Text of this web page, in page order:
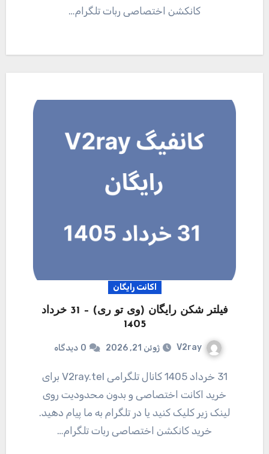
کانکشن اختصاصی ربات تلگرام…
اکانت رایگان
فیلتر شکن رایگان (وی تو ری) – 31 خرداد
1405
V2ray ژوئن 21, 2026 0 دیدگاه
31 خرداد 1405 کانال تلگرامی V2ray.tel برای
خرید اکانت اختصاصی و بدون محدودیت روی
لینک زیر کلیک کنید یا در تلگرام به ما پیام دهید.
خرید کانکشن اختصاصی ربات تلگرام…